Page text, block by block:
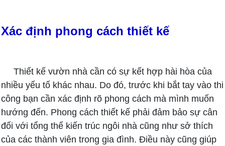
Xác định phong cách thiết kế
Thiết kế vườn nhà cần có sự kết hợp hài hòa của
nhiều yếu tố khác nhau. Do đó, trước khi bắt tay vào thi
công bạn cần xác định rõ phong cách mà mình muốn
hướng đến. Phong cách thiết kế phải đảm bảo sự cân
đối với tổng thể kiến trúc ngôi nhà cũng như sở thích
của các thành viên trong gia đình. Điều này cũng giúp